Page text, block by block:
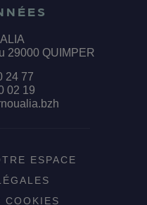
29000 QUIMPER
24 77
02 19
ESPACE
COOKIES